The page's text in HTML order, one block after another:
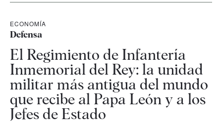
ECONOMÍA
Defensa
El Regimiento de Infantería
Inmemorial del Rey: la unidad
militar más antigua del mundo
que recibe al Papa León y a los
Jefes de Estado